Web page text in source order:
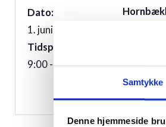
Samtykke
Denne hjemmeside
Dato:
1. juni 2027
Tidspunkt:
9:00 - 10:00
Telefon